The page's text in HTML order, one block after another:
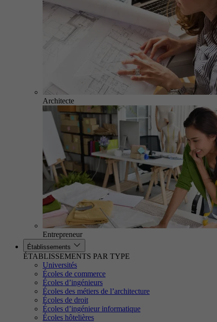
Architecte
Entrepreneur
Établissements
ÉTABLISSEMENTS PAR TYPE
Universités
Écoles de commerce
Écoles d’ingénieurs
Écoles des métiers de l’architecture
Écoles de droit
Écoles d’ingénieur informatique
Écoles hôtelières